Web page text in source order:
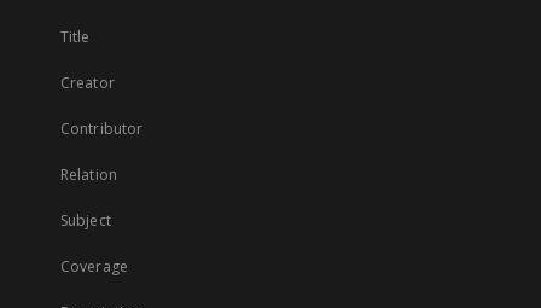
Title
Creator
Contributor
Relation
Subject
Coverage